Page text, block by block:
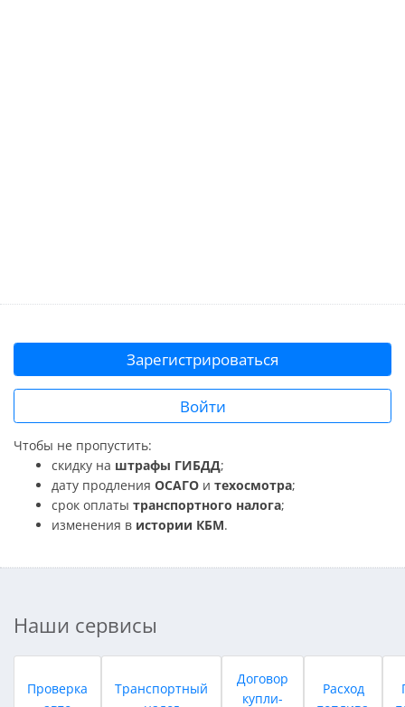
Зарегистрироваться
Войти
Чтобы не пропустить:
скидку на штрафы ГИБДД;
дату продления ОСАГО и техосмотра;
срок оплаты транспортного налога;
изменения в истории КБМ.
Наши сервисы
Проверка
Транспортный
Договор
купли-
Расход